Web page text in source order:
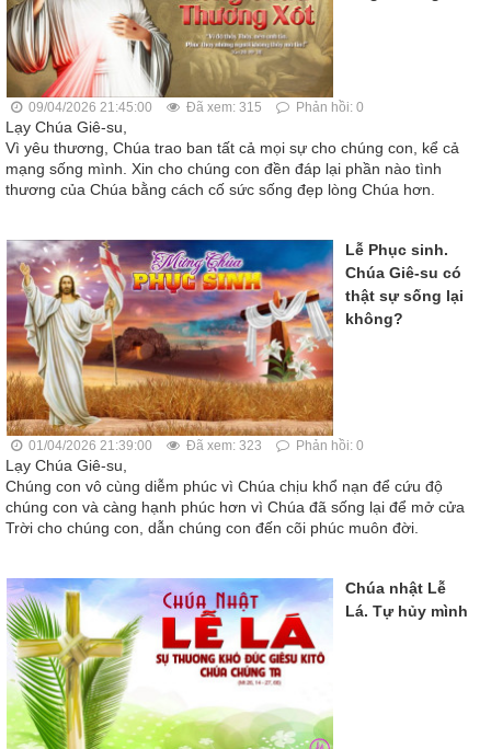
09/04/2026 21:45:00 Đã xem: 315 Phản hồi: 0
Lạy Chúa Giê-su,
Vì yêu thương, Chúa trao ban tất cả mọi sự cho chúng con, kể cả
mạng sống mình. Xin cho chúng con đền đáp lại phần nào tình
thương của Chúa bằng cách cố sức sống đẹp lòng Chúa hơn.
Lễ Phục sinh.
Chúa Giê-su có
thật sự sống lại
không?
01/04/2026 21:39:00 Đã xem: 323 Phản hồi: 0
Lạy Chúa Giê-su,
Chúng con vô cùng diễm phúc vì Chúa chịu khổ nạn để cứu độ
chúng con và càng hạnh phúc hơn vì Chúa đã sống lại để mở cửa
Trời cho chúng con, dẫn chúng con đến cõi phúc muôn đời.
Chúa nhật Lễ
Lá. Tự hủy mình